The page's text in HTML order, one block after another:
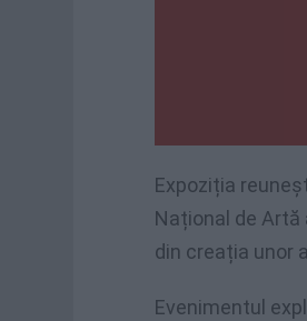
Expoziția
Național de Artă
din creația unor
Evenimentul